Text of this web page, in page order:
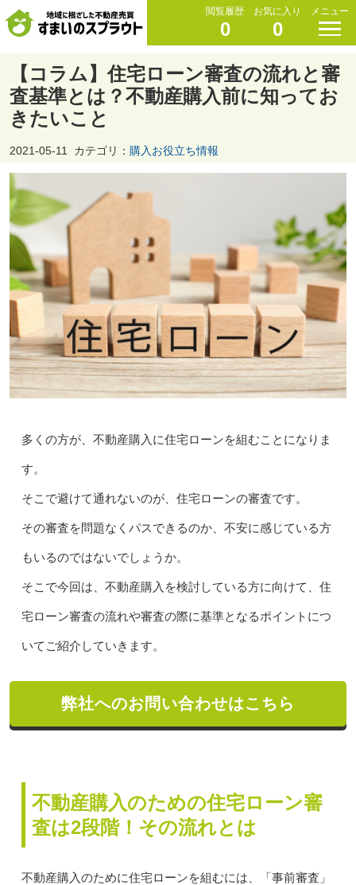
閲覧履歴
0
お気に入り
0
メニュー
【コラム】住宅ローン審査の流れと審
査基準とは？不動産購入前に知ってお
きたいこと
2021-05-11 カテゴリ： 購入お役立ち情報
多くの方が、不動産購入に住宅ローンを組むことになりま
す。
そこで避けて通れないのが、住宅ローンの審査です。
その審査を問題なくパスできるのか、不安に感じている方
もいるのではないでしょうか。
そこで今回は、不動産購入を検討している方に向けて、住
宅ローン審査の流れや審査の際に基準となるポイントにつ
いてご紹介していきます。
弊社へのお問い合わせはこちら
不動産購入のための住宅ローン審
査は2段階！その流れとは
不動産購入のために住宅ローンを組むには、「事前審査」